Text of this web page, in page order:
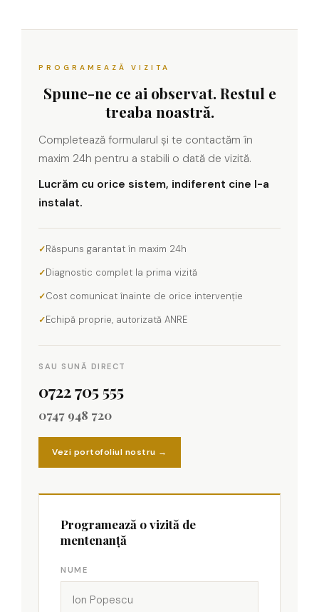
PROGRAMEAZĂ VIZITA
Spune-ne ce ai observat. Restul e
treaba noastră.
Completează formularul și te contactăm în
maxim 24h pentru a stabili o dată de vizită.
Lucrăm cu orice sistem, indiferent cine l-a
instalat.
Răspuns garantat în maxim 24h
Diagnostic complet la prima vizită
Cost comunicat înainte de orice intervenție
Echipă proprie, autorizată ANRE
SAU SUNĂ DIRECT
0722 705 555
0747 948 720
Vezi portofoliul nostru →
Programează o vizită de
mentenanță
NUME